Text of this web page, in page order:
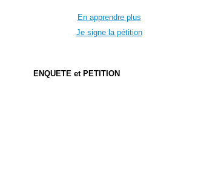
En apprendre plus
Je signe la pétition
ENQUETE et PETITION